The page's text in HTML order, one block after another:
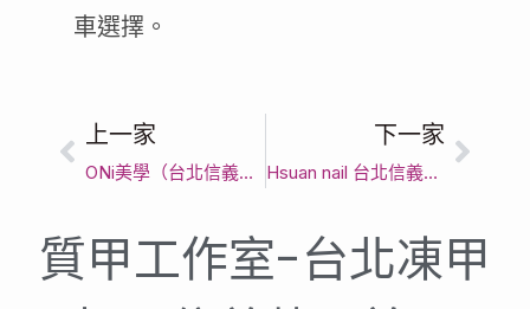
車選擇。
上一家
ONi美學（台北信義區後山埤美甲店/ 台北飄霧眉粉霧眉霧唇推薦/台北熱蠟除毛）｜臺北市精緻做指甲首選｜客製化美甲款式與頂級光療指甲服務
下一家
Hsuan nail 台北信義區基隆路平價美甲 專業沙龍店首選 市政府站推薦 人氣光療指甲 漸層彩繪 卸甲 修腳 優質手部保養價格 足部護理 凝膠好評 韓系日系簡約 上班族優惠 小資族 單色 造型 高cp值便宜 dcard ptt 小紅書熱門雜誌款｜臺北市精緻做指甲首選｜客製化美甲款式與頂級光療指甲服務
質甲工作室-台北凍甲